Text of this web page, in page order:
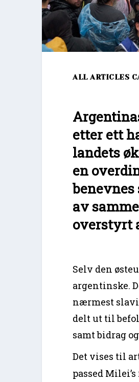
ALL ARTICLES
etter ett
landets
en
av
overstyrt
Selv den
argentinske.
nærmest
delt ut til
samt bidrag
Det vises til
passed